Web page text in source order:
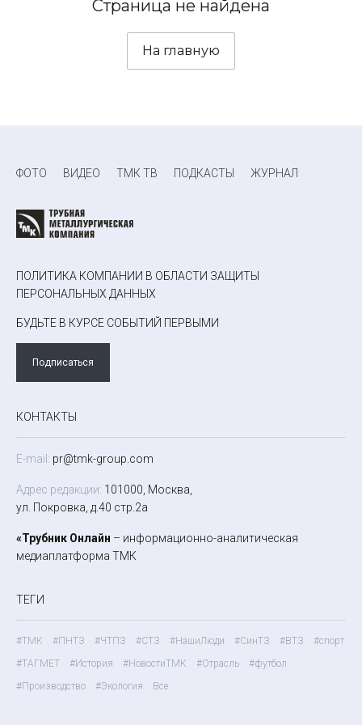
Страница не найдена
На главную
ФОТО ВИДЕО ТМК ТВ ПОДКАСТЫ ЖУРНАЛ
ПОЛИТИКА КОМПАНИИ В ОБЛАСТИ ЗАЩИТЫ
ПЕРСОНАЛЬНЫХ ДАННЫХ
БУДЬТЕ В КУРСЕ СОБЫТИЙ ПЕРВЫМИ
Подписаться
КОНТАКТЫ
E-mail: pr@tmk-group.com
Адрес редакции: 101000, Москва,
ул. Покровка, д.40 стр.2а
«Трубник Онлайн – информационно-аналитическая
медиаплатформа ТМК
ТЕГИ
#ТМК #ПНТЗ #ЧТПЗ #СТЗ #НашиЛюди #СинТЗ #ВТЗ
#спорт
#ТАГМЕТ
#История #НовостиТМК #Отрасль
#футбол
#Производство
#Экология Все